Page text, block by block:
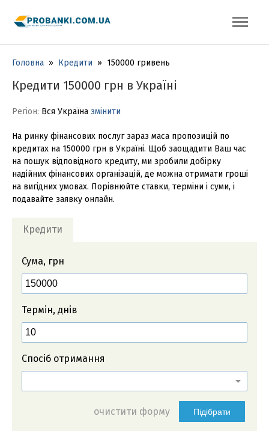
Головна » Кредити » 150000 гривень
Кредити 150000 грн в Україні
Регіон: Вся Україна змінити
На ринку фінансових послуг зараз маса пропозицій по
кредитах на 150000 грн в Україні. Щоб заощадити Ваш час
на пошук відповідного кредиту, ми зробили добірку
надійних фінансових організацій, де можна отримати гроші
на вигідних умовах. Порівнюйте ставки, терміни і суми, і
подавайте заявку онлайн.
Кредити
Сума, грн
Термін, днів
Спосіб отримання
очистити форму Підібрати